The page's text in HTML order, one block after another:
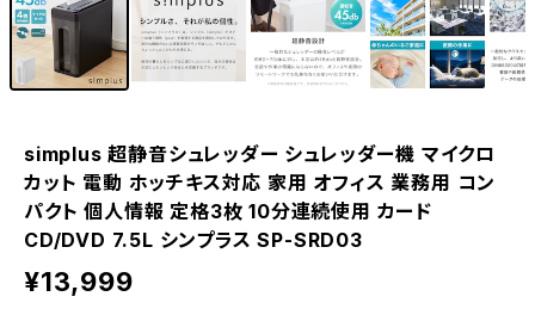
simplus 超静音シュレッダー シュレッダー機 マイクロ
カット 電動 ホッチキス対応 家用 オフィス 業務用 コン
パクト 個人情報 定格3枚 10分連続使用 カード
CD/DVD 7.5L シンプラス SP-SRD03
¥13,999